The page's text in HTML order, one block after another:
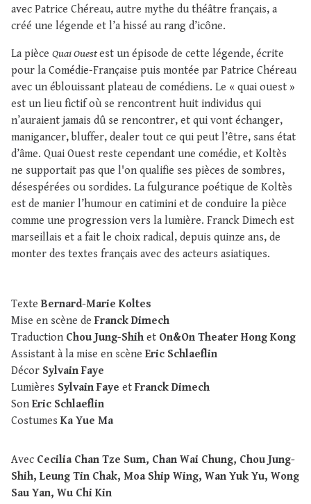
avec Patrice Chéreau, autre mythe du théâtre français, a
créé une légende et l’a hissé au rang d’icône.
La pièce Quai Ouestest un épisode de cette légende, écrite
pour la Comédie-Française puis montée par Patrice Chéreau
avec un éblouissant plateau de comédiens. Le « quai ouest »
est un lieu fictif où se rencontrent huit individus qui
n’auraient jamais dû se rencontrer, et qui vont échanger,
manigancer, bluffer, dealer tout ce qui peut l’être, sans état
d’âme. Quai Ouest reste cependant une comédie, et Koltès
ne supportait pas que l'on qualifie ses pièces de sombres,
désespérées ou sordides. La fulgurance poétique de Koltès
est de manier l’humour en catimini et de conduire la pièce
comme une progression vers la lumière. Franck Dimech est
marseillais et a fait le choix radical, depuis quinze ans, de
monter des textes français avec des acteurs asiatiques.
Texte Bernard-Marie Koltes
Mise en scène de Franck Dimech
Traduction Chou Jung-Shih et On&On Theater Hong Kong
Assistant à la mise en scène Eric Schlaeflin
Décor Sylvain Faye
Lumières Sylvain Faye et Franck Dimech
Son Eric Schlaeflin
Costumes Ka Yue Ma
Avec Cecilia Chan Tze Sum, Chan Wai Chung, Chou Jung-
Shih, Leung Tin Chak, Moa Ship Wing, Wan Yuk Yu, Wong
Sau Yan, Wu Chi Kin